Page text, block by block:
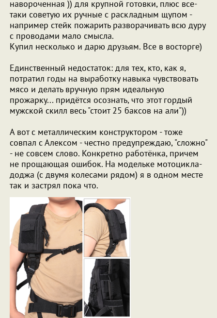
навороченная )) для крупной готовки, плюс все-
таки советую их ручные с раскладным щупом -
например стейк пожарить разворачивать всю дуру
с проводами мало смысла.
Купил несколько и дарю друзьям. Все в восторге)
Единственный недостаток: для тех, кто, как я,
потратил годы на выработку навыка чувствовать
мясо и делать вручную прям идеальную
прожарку... придётся осознать, что этот гордый
мужской скилл весь "стоит 25 баксов на али"))
А вот с металлическим конструктором - тоже
совпал с Алексом - честно предупреждаю, "сложно"
- не совсем слово. Конкретно работёнка, причем
не прощающая ошибок. На модельке мотоцикла-
доджа (с двумя колесами рядом) я в одном месте
так и застрял пока что.